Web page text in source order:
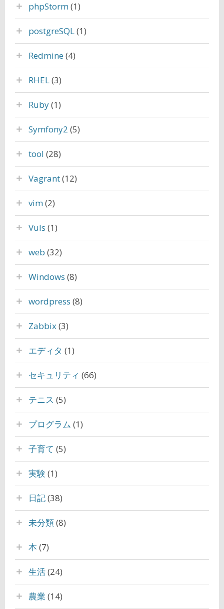
phpStorm(1)
postgreSQL(1)
Redmine(4)
RHEL(3)
Ruby(1)
Symfony2 (5)
tool (28)
Vagrant(12)
vim(2)
Vuls (1)
web (32)
Windows (8)
wordpress (8)
Zabbix(3)
エディタ (1)
セキュリティ (66)
テニス (5)
プログラム (1)
子育て (5)
実験 (1)
日記(38)
未分類(8)
本 (7)
生活(24)
農業 (14)